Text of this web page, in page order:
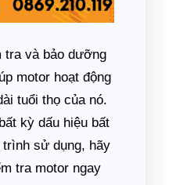
và bảo dưỡng
motor hoạt động
tuổi thọ của nó.
kỳ dấu hiệu bất
sử dụng, hãy
tra motor ngay